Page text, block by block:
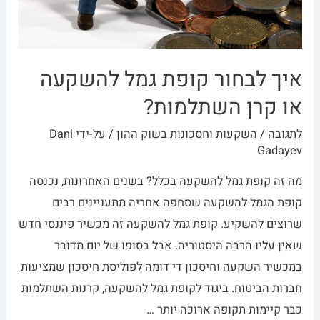
איך לבחור קופת גמל להשקעה
או קרן השתלמות?
לתגובה / השקעות וחסכונות בשוק ההון / על-ידי Dani
Gadayev
מה זה קופת גמל להשקעה בכלל? בשנים האחרונות, נכנסה
קופת הגמל להשקעה שסחפה אחריה מתעניינים רבים
שרוצים להשקיע. קופת גמל להשקעה זה מכשיר פיננסי חדש
שאין עליו הרבה היסטוריה. אבל בסופו של יום מדובר
במכשיר השקעה וחיסכון די דומה לפוליסת חיסכון שמציעות
חברות הביטוח. ביגוד לקופת גמל להשקעה, קרנות השתלמות
כבר קיימות תקופה ארוכה יותר …